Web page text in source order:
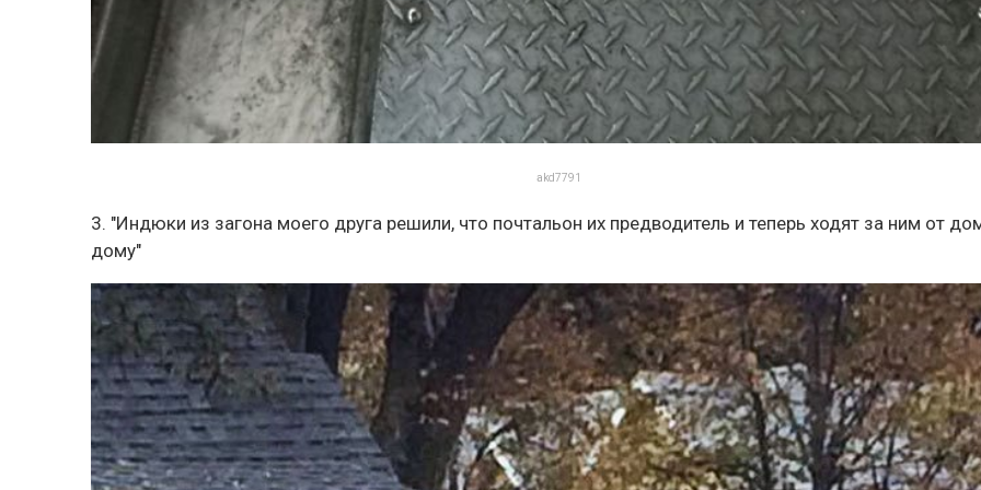
akd7791
3. "Индюки из загона моего друга решили, что почтальон их предводитель и теперь ходят за ним от
дому"